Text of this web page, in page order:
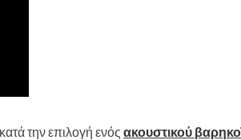
την επιλογή ενός ακουστικού